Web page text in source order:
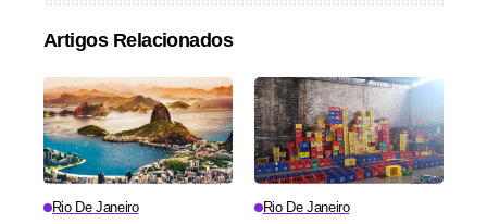
Artigos Relacionados
Rio De Janeiro Rio De Janeiro